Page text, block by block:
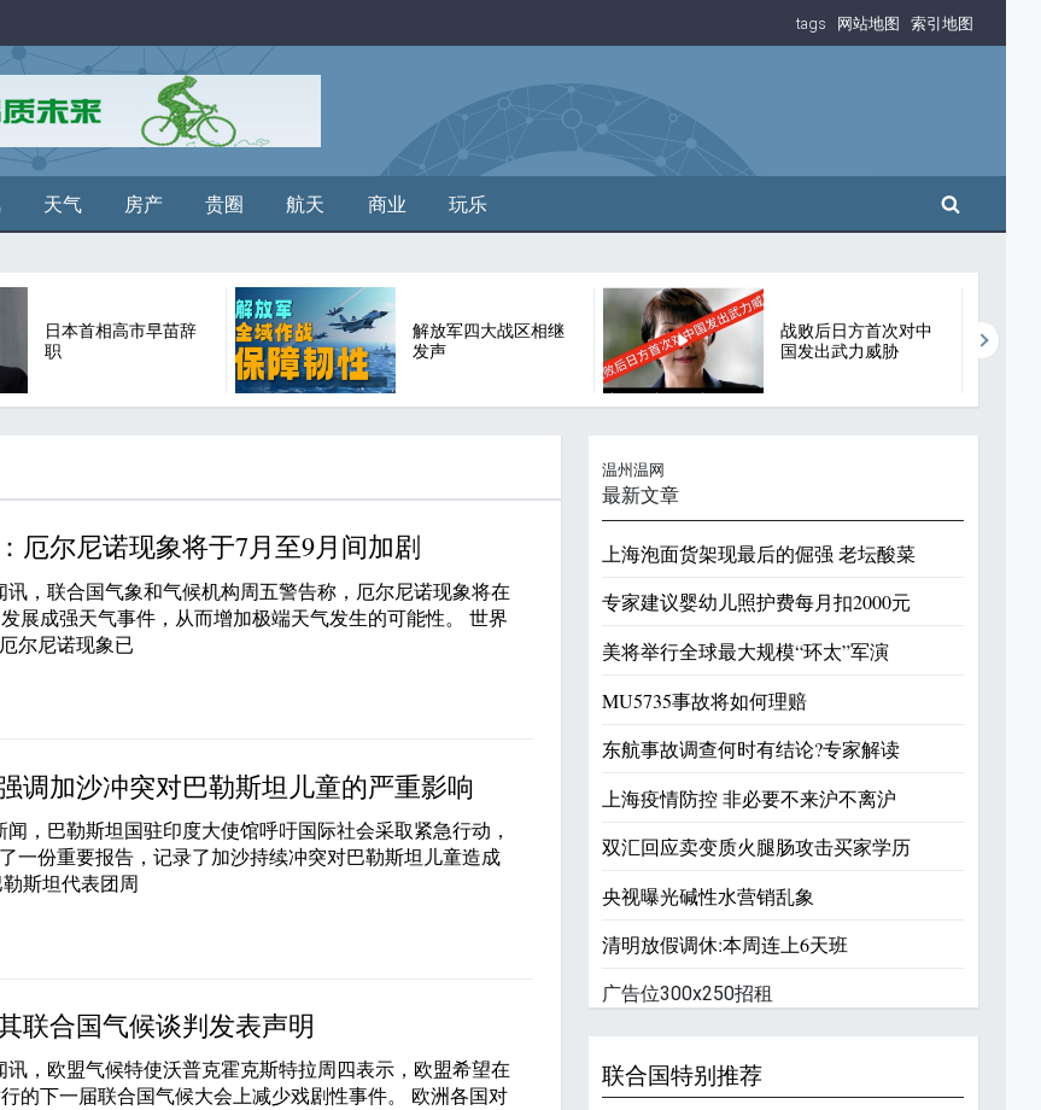
tags 网站地图 索引地图
天气 房产 贵圈 航天 商业 玩乐 搜索
日本首相高市早苗辞
职
解放军四大战区相继
发声
战败后日方首次对中
国发出武力威胁
厄尔尼诺现象将于7月至9月间加剧
讯，联合国气象和气候机构周五警告称，厄尔尼诺现象将在
展成强天气事件，从而增加极端天气发生的可能性。 世界
尔尼诺现象已
调加沙冲突对巴勒斯坦儿童的严重影响
闻，巴勒斯坦国驻印度大使馆呼吁国际社会采取紧急行动，
一份重要报告，记录了加沙持续冲突对巴勒斯坦儿童造成
斯坦代表团周
联合国气候谈判发表声明
讯，欧盟气候特使沃普克霍克斯特拉周四表示，欧盟希望在
的下一届联合国气候大会上减少戏剧性事件。 欧洲各国对
温州温网
最新文章
上海泡面货架现最后的倔强 老坛酸菜
专家建议婴幼儿照护费每月扣2000元
美将举行全球最大规模“环太”军演
MU5735事故将如何理赔
东航事故调查何时有结论?专家解读
上海疫情防控 非必要不来沪不离沪
双汇回应卖变质火腿肠攻击买家学历
央视曝光碱性水营销乱象
清明放假调休:本周连上6天班
广告位300x250招租
联合国特别推荐